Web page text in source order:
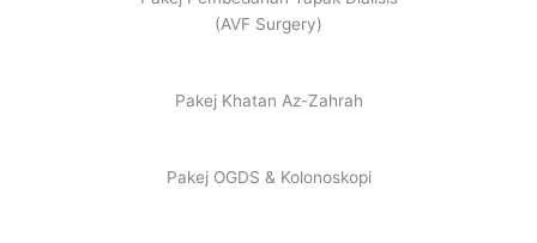
(AVF Surgery)
Pakej Khatan Az-Zahrah
Pakej OGDS & Kolonoskopi